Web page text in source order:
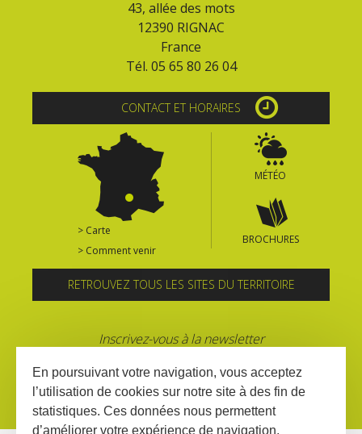
43, allée des mots
12390 RIGNAC
France
Tél. 05 65 80 26 04
CONTACT ET HORAIRES
> Carte
> Comment venir
MÉTÉO
BROCHURES
RETROUVEZ TOUS LES SITES DU TERRITOIRE
Inscrivez-vous à la newsletter
En poursuivant votre navigation, vous acceptez
l’utilisation de cookies sur notre site à des fin de
statistiques. Ces données nous permettent
d’améliorer votre expérience de navigation,